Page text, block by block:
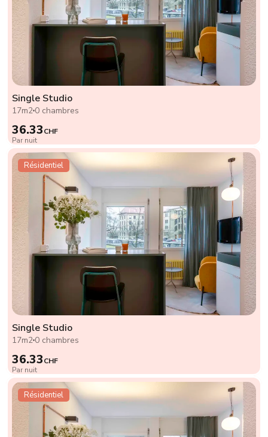
Single Studio
17m2 0 chambres
36.33CHF
Par nuit
Résidentiel
Single Studio
17m2 0 chambres
36.33CHF
Par nuit
Résidentiel